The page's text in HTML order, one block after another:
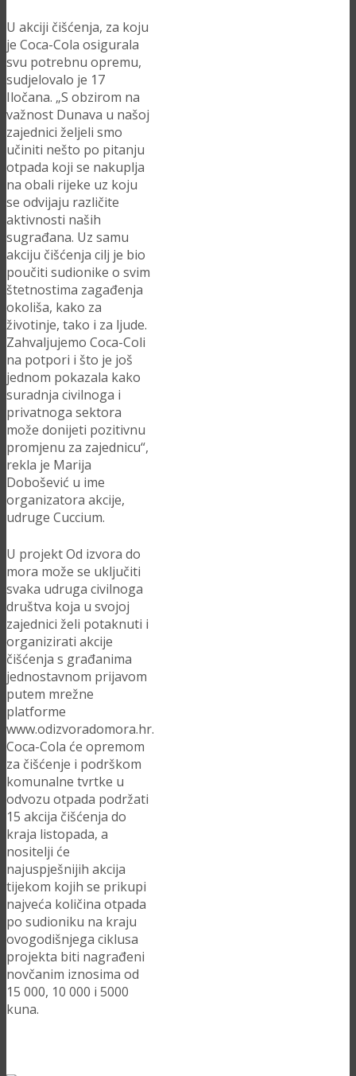
U akciji čišćenja, za koju
je Coca-Cola osigurala
svu potrebnu opremu,
sudjelovalo je 17
Iločana. „S obzirom na
važnost Dunava u našoj
zajednici željeli smo
učiniti nešto po pitanju
otpada koji se nakuplja
na obali rijeke uz koju
se odvijaju različite
aktivnosti naših
sugrađana. Uz samu
akciju čišćenja cilj je bio
poučiti sudionike o svim
štetnostima zagađenja
okoliša, kako za
životinje, tako i za ljude.
Zahvaljujemo Coca-Coli
na potpori i što je još
jednom pokazala kako
suradnja civilnoga i
privatnoga sektora
može donijeti pozitivnu
promjenu za zajednicu“,
rekla je Marija
Dobošević u ime
organizatora akcije,
udruge Cuccium.
U projekt Od izvora do
mora može se uključiti
svaka udruga civilnoga
društva koja u svojoj
zajednici želi potaknuti i
organizirati akcije
čišćenja s građanima
jednostavnom prijavom
putem mrežne
platforme
www.odizvoradomora.hr.
Coca-Cola će opremom
za čišćenje i podrškom
komunalne tvrtke u
odvozu otpada podržati
15 akcija čišćenja do
kraja listopada, a
nositelji će
najuspješnijih akcija
tijekom kojih se prikupi
najveća količina otpada
po sudioniku na kraju
ovogodišnjega ciklusa
projekta biti nagrađeni
novčanim iznosima od
15 000, 10 000 i 5000
kuna.